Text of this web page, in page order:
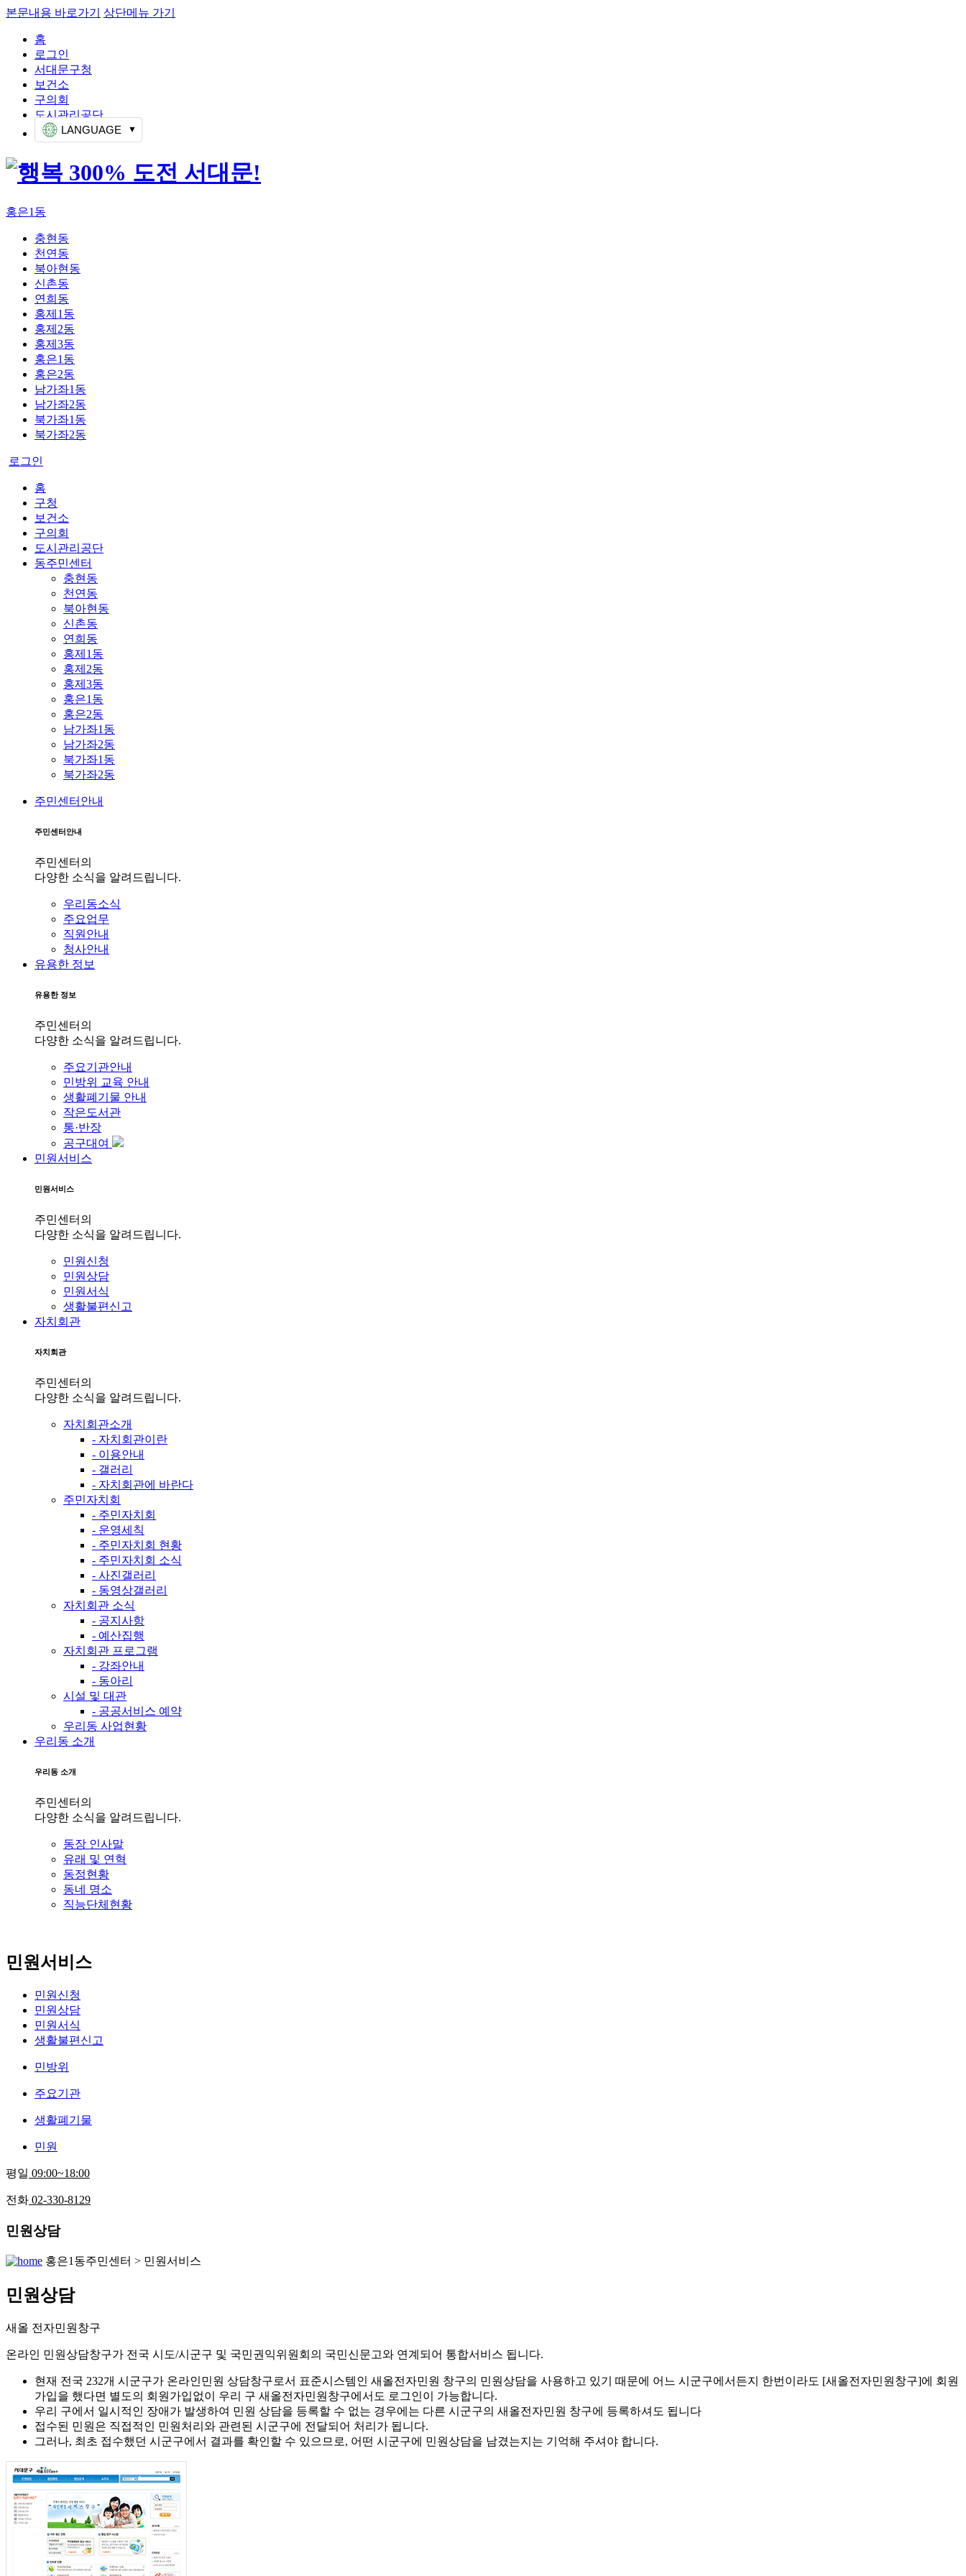
본문내용 바로가기 상단메뉴 가기
홈
로그인
서대문구청
보건소
구의회
도시관리공단
LANGUAGE
홍은1동
충현동
천연동
북아현동
신촌동
연희동
홍제1동
홍제2동
홍제3동
홍은1동
홍은2동
남가좌1동
남가좌2동
북가좌1동
북가좌2동
로그인
홈
구청
보건소
구의회
도시관리공단
동주민센터
충현동
천연동
북아현동
신촌동
연희동
홍제1동
홍제2동
홍제3동
홍은1동
홍은2동
남가좌1동
남가좌2동
북가좌1동
북가좌2동
주민센터안내
주민센터안내
주민센터의
다양한 소식을 알려드립니다.
우리동소식
주요업무
직원안내
청사안내
유용한 정보
유용한 정보
주민센터의
다양한 소식을 알려드립니다.
주요기관안내
민방위 교육 안내
생활폐기물 안내
작은도서관
통·반장
공구대여
민원서비스
민원서비스
주민센터의
다양한 소식을 알려드립니다.
민원신청
민원상담
민원서식
생활불편신고
자치회관
자치회관
주민센터의
다양한 소식을 알려드립니다.
자치회관소개
- 자치회관이란
- 이용안내
- 갤러리
- 자치회관에 바란다
주민자치회
- 주민자치회
- 운영세칙
- 주민자치회 현황
- 주민자치회 소식
- 사진갤러리
- 동영상갤러리
자치회관 소식
- 공지사항
- 예산집행
자치회관 프로그램
- 강좌안내
- 동아리
시설 및 대관
- 공공서비스 예약
우리동 사업현황
우리동 소개
우리동 소개
주민센터의
다양한 소식을 알려드립니다.
동장 인사말
유래 및 연혁
동정현황
동네 명소
직능단체현황
민원서비스
민원신청
민원상담
민원서식
생활불편신고
민방위
주요기관
생활폐기물
민원
평일 09:00~18:00
전화 02-330-8129
민원상담
홍은1동주민센터 > 민원서비스
민원상담
새올 전자민원창구
온라인 민원상담창구가 전국 시도/시군구 및 국민권익위원회의 국민신문고와 연계되어 통합서비스 됩니다.
현재 전국 232개 시군구가 온라인민원 상담창구로서 표준시스템인 새올전자민원 창구의 민원상담을 사용하고 있기 때문에 어느 시군구에서든지 한번이라도 [새올전자민원창구]에 회원
가입을 했다면 별도의 회원가입없이 우리 구 새올전자민원창구에서도 로그인이 가능합니다.
우리 구에서 일시적인 장애가 발생하여 민원 상담을 등록할 수 없는 경우에는 다른 시군구의 새올전자민원 창구에 등록하셔도 됩니다
접수된 민원은 직접적인 민원처리와 관련된 시군구에 전달되어 처리가 됩니다.
그러나, 최초 접수했던 시군구에서 결과를 확인할 수 있으므로, 어떤 시군구에 민원상담을 남겼는지는 기억해 주셔야 합니다.